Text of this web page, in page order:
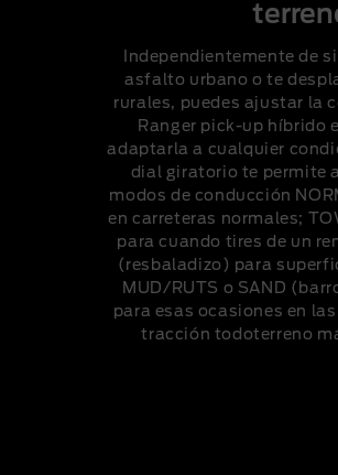
Independientemente de
asfalto urbano o te
rurales, puedes ajustar la
Ranger pick-up híbrido
adaptarla a cualquier
dial giratorio te permite
modos de conducción
en carreteras normales;
para cuando tires de un
(resbaladizo) para
MUD/RUTS o SAND
para esas ocasiones en
tracción todoterreno